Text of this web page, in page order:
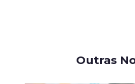
Outras